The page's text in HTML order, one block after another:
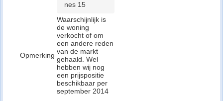
nes 15
Opmerking
Waarschijnlijk is
de woning
verkocht of om
een andere reden
van de markt
gehaald. Wel
hebben wij nog
een prijspositie
beschikbaar per
september 2014